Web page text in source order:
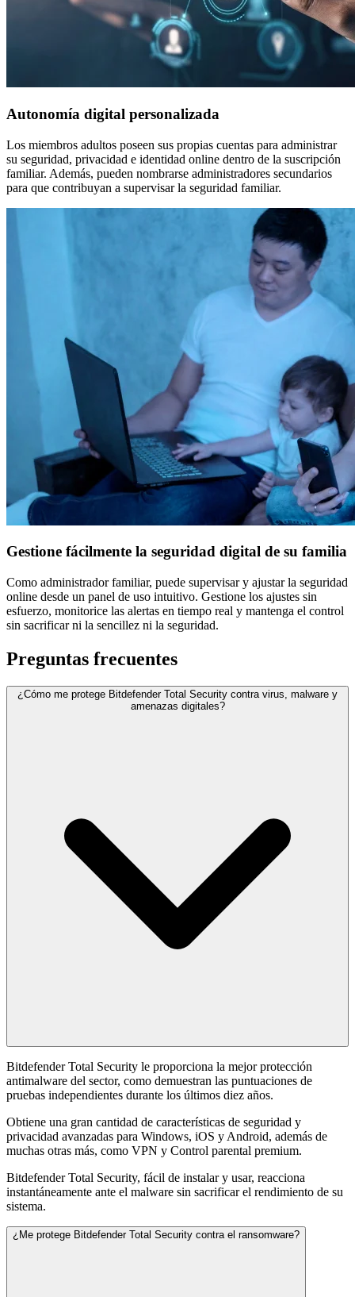
Autonomía digital personalizada
Los miembros adultos poseen sus propias cuentas para administrar
su seguridad, privacidad e identidad online dentro de la suscripción
familiar. Además, pueden nombrarse administradores secundarios
para que contribuyan a supervisar la seguridad familiar.
Gestione fácilmente la seguridad digital de su familia
Como administrador familiar, puede supervisar y ajustar la seguridad
online desde un panel de uso intuitivo. Gestione los ajustes sin
esfuerzo, monitorice las alertas en tiempo real y mantenga el control
sin sacrificar ni la sencillez ni la seguridad.
Preguntas frecuentes
¿Cómo me protege Bitdefender Total Security contra virus, malware y
amenazas digitales?
Bitdefender Total Security le proporciona la mejor protección
antimalware del sector, como demuestran las puntuaciones de
pruebas independientes durante los últimos diez años.
Obtiene una gran cantidad de características de seguridad y
privacidad avanzadas para Windows, iOS y Android, además de
muchas otras más, como VPN y Control parental premium.
Bitdefender Total Security, fácil de instalar y usar, reacciona
instantáneamente ante el malware sin sacrificar el rendimiento de su
sistema.
¿Me protege Bitdefender Total Security contra el ransomware?